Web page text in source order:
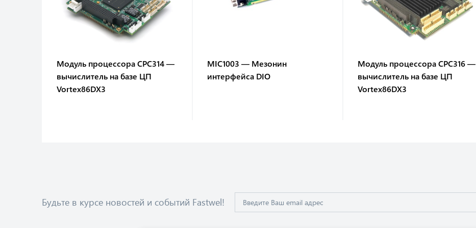
Модуль процессора CPC314 —
вычислитель на базе ЦП
Vortex86DX3
MIC1003 — Мезонин
интерфейса DIO
Модуль процессора CPC316 —
вычислитель на базе ЦП
Vortex86DX3
Будьте в курсе новостей и событий Fastwel!